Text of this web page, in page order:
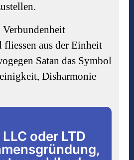
fliessen aus der Einheit
Satan das Symbol
Disharmonie
oder LTD